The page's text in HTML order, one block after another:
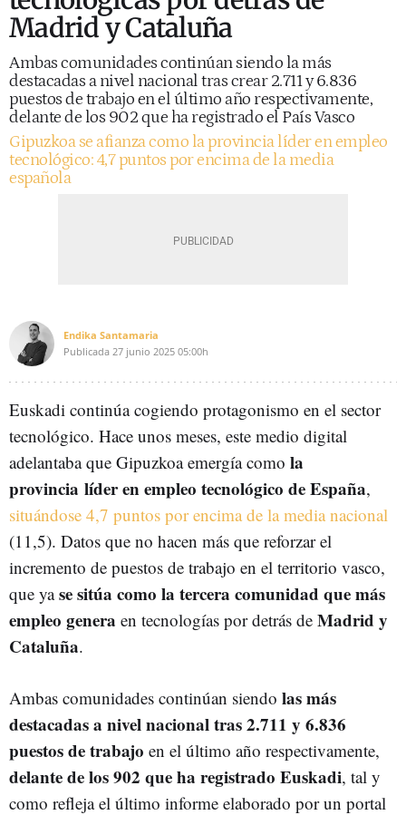
Madrid y Cataluña
Ambas comunidades continúan siendo la más
destacadas a nivel nacional tras crear 2.711 y 6.836
puestos de trabajo en el último año respectivamente,
delante de los 902 que ha registrado el País Vasco
Gipuzkoa se afianza como la provincia líder en empleo
tecnológico: 4,7 puntos por encima de la media
española
Endika Santamaria
Publicada 27 junio 2025 05:00h
Euskadi continúa cogiendo protagonismo en el sector
tecnológico. Hace unos meses, este medio digital
adelantaba que Gipuzkoa emergía como la
provincia líder en empleo tecnológico de España,
situándose 4,7 puntos por encima de la media nacional
(11,5). Datos que no hacen más que reforzar el
incremento de puestos de trabajo en el territorio vasco,
que yase sitúa como la tercera comunidad que más
empleo genera en tecnologías por detrás de Madrid y
Cataluña.
Ambas comunidades continúan siendo las más
destacadas a nivel nacional tras 2.711 y 6.836
puestos de trabajo en el último año respectivamente,
delante de los 902 que ha registrado Euskadi, tal y
como refleja el último informe elaborado por un portal